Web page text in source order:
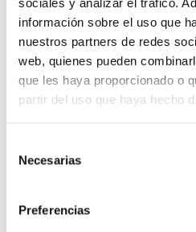
sociales y analizar el tráfico.
información sobre el uso que
nuestros partners de redes
web, quienes pueden
que les haya proporcionado o
partir del uso que haya hecho
Necesarias
Preferencias
SALUD BUCODENTAL
Cómo calmar el
la noche
incomodidad y problemas para
visita al odontólogo, hay maneras